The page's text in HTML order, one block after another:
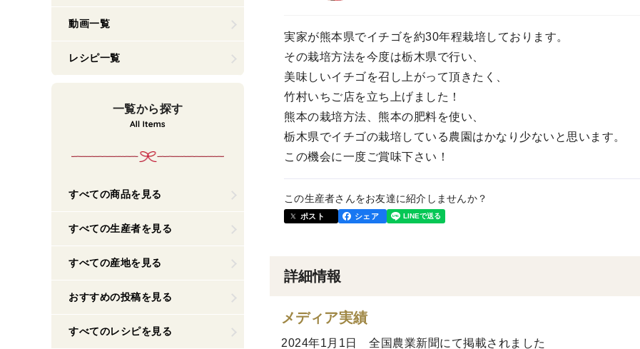
実家が熊本県でイチゴを約30年程栽培しております。
その栽培方法を今度は栃木県で行い、
美味しいイチゴを召し上がって頂きたく、
竹村いちご店を立ち上げました！
熊本の栽培方法、熊本の肥料を使い、
栃木県でイチゴの栽培している農園はかなり少ないと思います。
この機会に一度ご賞味下さい！
この生産者さんをお友達に紹介しませんか？
ポスト シェア
詳細情報
メディア実績
2024年1月1日 全国農業新聞にて掲載されました
動画一覧
レシピ一覧
一覧から探す
すべての商品を見る
すべての生産者を見る
すべての産地を見る
おすすめの投稿を見る
すべてのレシピを見る